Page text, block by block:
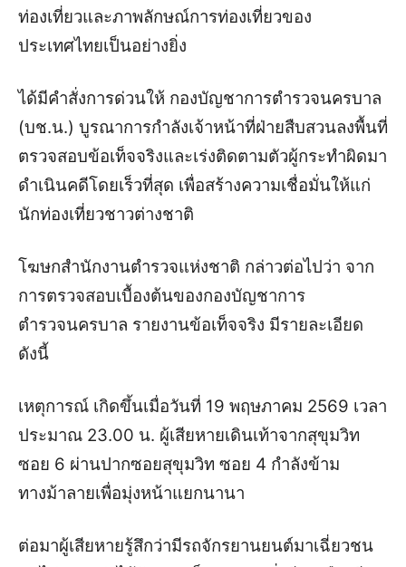
ท่องเที่ยวและภาพลักษณ์การท่องเที่ยวของ
ประเทศไทยเป็นอย่างยิ่ง
ได้มีคำสั่งการด่วนให้ กองบัญชาการตำรวจนครบาล
(บช.น.) บูรณาการกำลังเจ้าหน้าที่ฝ่ายสืบสวนลงพื้นที่
ตรวจสอบข้อเท็จจริงและเร่งติดตามตัวผู้กระทำผิดมา
ดำเนินคดีโดยเร็วที่สุด เพื่อสร้างความเชื่อมั่นให้แก่
นักท่องเที่ยวชาวต่างชาติ
โฆษกสำนักงานตำรวจแห่งชาติ กล่าวต่อไปว่า จาก
การตรวจสอบเบื้องต้นของกองบัญชาการ
ตำรวจนครบาล รายงานข้อเท็จจริง มีรายละเอียด
ดังนี้
เหตุการณ์ เกิดขึ้นเมื่อวันที่ 19 พฤษภาคม 2569 เวลา
ประมาณ 23.00 น. ผู้เสียหายเดินเท้าจากสุขุมวิท
ซอย 6 ผ่านปากซอยสุขุมวิท ซอย 4 กำลังข้าม
ทางม้าลายเพื่อมุ่งหน้าแยกนานา
ต่อมาผู้เสียหายรู้สึกว่ามีรถจักรยานยนต์มาเฉี่ยวชน